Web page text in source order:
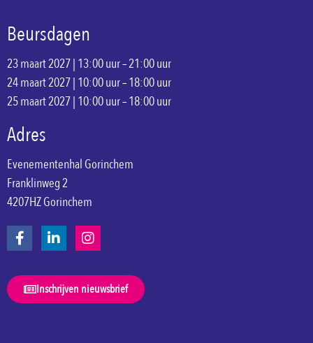
Beursdagen
23 maart 2027 | 13:00 uur – 21:00 uur
24 maart 2027 | 10:00 uur – 18:00 uur
25 maart 2027 | 10:00 uur – 18:00 uur
Adres
Evenementenhal Gorinchem
Franklinweg 2
4207HZ Gorinchem
Inschrijven nieuwsbrief